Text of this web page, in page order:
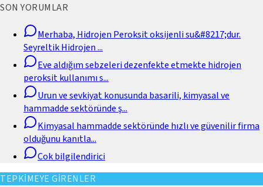
SON YORUMLAR
Merhaba, Hidrojen Peroksit oksijenli su&#8217;dur.
Seyreltik Hidrojen...
Eve aldığım sebzeleri dezenfekte etmekte hidrojen
peroksit kullanımı s...
Urun ve sevkiyat konusunda basarili, kimyasal ve
hammadde sektöründe ş...
Kimyasal hammadde sektöründe hızlı ve güvenilir firma
olduğunu kanıtla...
Cok bilgilendirici
TEPKİMEYE GİRENLER